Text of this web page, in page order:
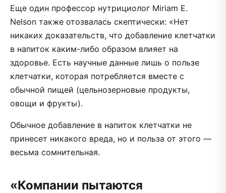
Еще один профессор нутрициолог Miriam E.
Nelson также отозвалась скептически: «Нет
никаких доказательств, что добавление клетчатки
в напиток каким-либо образом влияет на
здоровье. Есть научные данные лишь о пользе
клетчатки, которая потребляется вместе с
обычной пищей (цельнозерновые продукты,
овощи и фрукты).
Обычное добавление в напиток клетчатки не
принесет никакого вреда, но и польза от этого —
весьма сомнительная.
«Компании пытаются